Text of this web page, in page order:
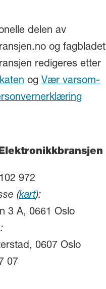
delen av
og fagbladet
redigeres etter
og Vær varsom-
972
(kart):
3 A, 0661 Oslo
0607 Oslo
07